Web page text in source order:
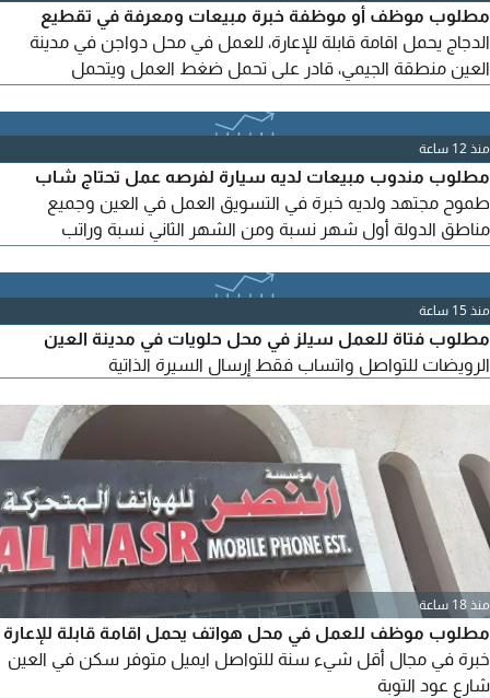
مطلوب موظف أو موظفة خبرة مبيعات ومعرفة في تقطيع
الدجاج يحمل اقامة قابلة للإعارة، للعمل في محل دواجن في مدينة
العين منطقة الجيمي، قادر على تحمل ضغط العمل ويتحمل
المسؤولية
منذ 12 ساعة
مطلوب مندوب مبيعات لديه سيارة لفرصه عمل تحتاج شاب
طموح مجتهد ولديه خبرة في التسويق العمل في العين وجميع
مناطق الدولة أول شهر نسبة ومن الشهر الثاني نسبة وراتب
منذ 15 ساعة
مطلوب فتاة للعمل سيلز في محل حلويات في مدينة العين
الرويضات للتواصل واتساب فقط إرسال السيرة الذاتية
منذ 18 ساعة
مطلوب موظف للعمل في محل هواتف يحمل اقامة قابلة للإعارة
خبرة في مجال أقل شيء سنة للتواصل ايميل متوفر سكن في العين
شارع عود التوبة